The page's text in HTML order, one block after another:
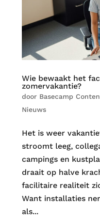
Wie bewaakt het
zomervakantie?
door Basecamp
Nieuws
Het is weer
stroomt leeg,
campings en
draait op halve
facilitaire realiteit
Want installaties
als...